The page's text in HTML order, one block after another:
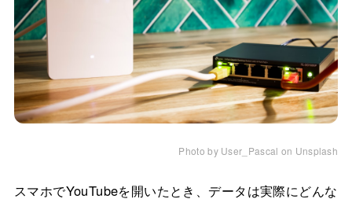
Photo by User_Pascal on Unsplash
スマホでYouTubeを開いたとき、データは実際にどんな